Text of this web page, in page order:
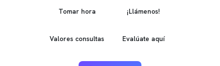
Tomar hora ¡Llámenos!
Valores consultas Evalúate aquí